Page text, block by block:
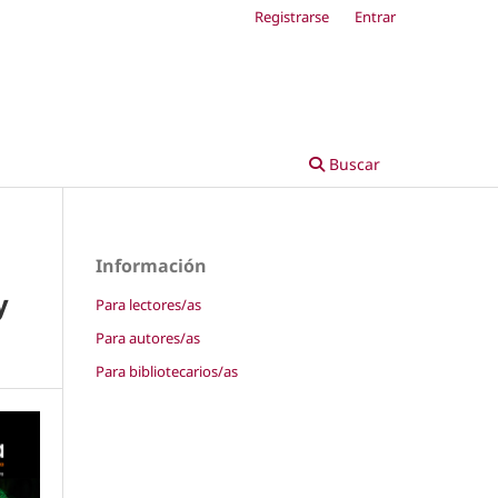
Buscar
Registrarse Entrar
Información
Para lectores/as
Para autores/as
Para bibliotecarios/as